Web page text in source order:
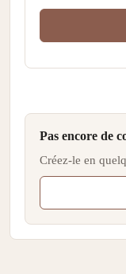
Pas encore de
Créez-le en